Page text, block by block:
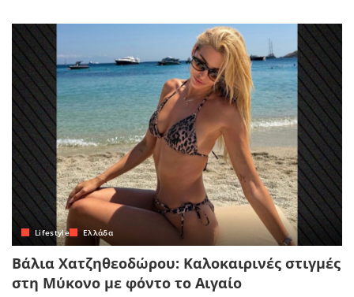
Lifestyle Ελλάδα
Βάλια Χατζηθεοδώρου: Καλοκαιρινές στιγμές
στη Μύκονο με φόντο το Αιγαίο